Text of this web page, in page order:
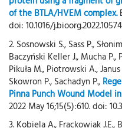
of the BTLA/HVEM complex.
doi: 10.1016/
2. Sosnowski S., Sass P.,
Baczyński Keller J., Mucha P.,
Pikuła M., Piotrowski A.,
Skowron P., Sachadyn P.,
Pinna Punch Wound Model
2022 May 16;15(5):610. doi:
3. Kobiela A., Frackowiak J.E.,